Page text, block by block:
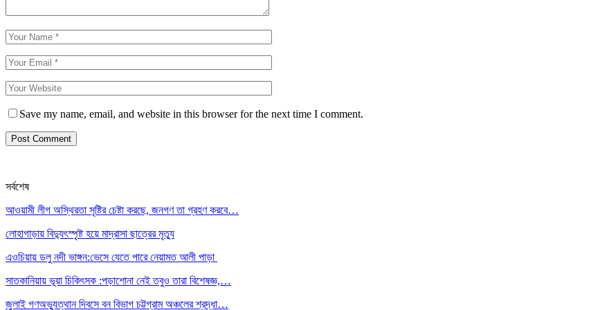
Save my name, email, and website in this browser for the next time I comment.
সর্বশেষ
আওয়ামী লীগ অস্থিরতা সৃষ্টির চেষ্টা করছে, জনগণ তা গ্রহণ করবে…
লোহাগাড়ায় বিদ্যুৎস্পৃষ্ট হয়ে মাদ্রাসা ছাত্রের মৃত্যু
এওচিয়ায় ডলু নদী ভাঙ্গন:ভেসে যেতে পারে নেয়ামত আলী পাড়া
সাতকানিয়ায় ভূয়া চিকিৎসক :পড়াশোনা নেই তবুও তারা বিশেষজ্ঞ,…
জুলাই গণঅভ্যুত্থান দিবসে বন বিভাগ চট্টগ্রাম অঞ্চলের শ্রদ্ধা…